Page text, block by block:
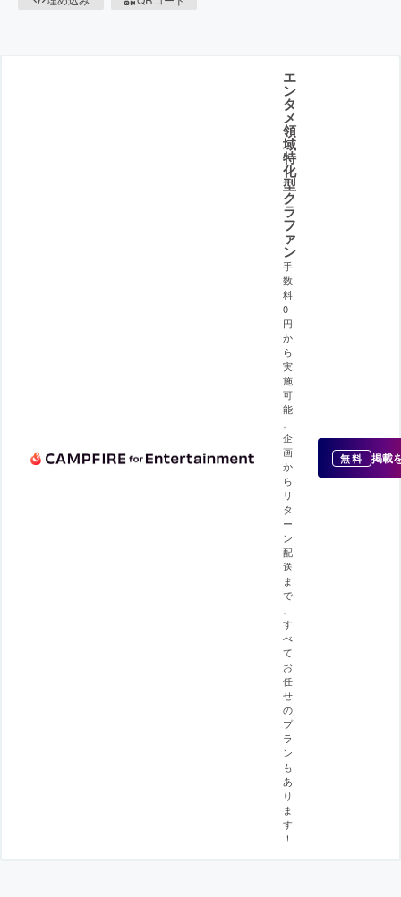
エ
ン
タ
メ
領
域
特
化
型
ク
ラ
フ
ァ
ン
手
数
料
0
円
か
ら
実
施
可
能
。
企
画
か
ら
リ
タ
ー
ン
配
送
ま
で
、
す
べ
て
お
任
せ
の
プ
ラ
ン
も
あ
り
ま
す
！
無料 掲載